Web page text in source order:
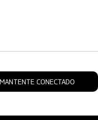
CONECTADO